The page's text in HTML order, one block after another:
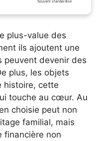
Souvent standardisé
plus-value des
ils ajoutent une
peuvent devenir des
plus, les objets
histoire, cette
touche au cœur. Au
choisie peut non
familial, mais
financière non